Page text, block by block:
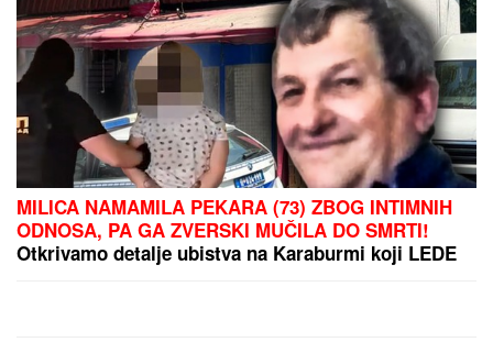
MILICA NAMAMILA PEKARA (73) ZBOG INTIMNIH
ODNOSA, PA GA ZVERSKI MUČILA DO SMRTI!
Otkrivamo detalje ubistva na Karaburmi koji LEDE